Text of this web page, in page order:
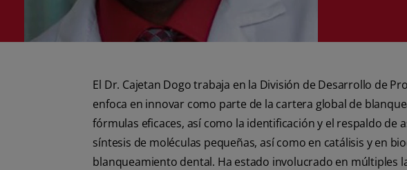
El Dr. Cajetan Dogo trabaja en la División de Desarrollo de
enfoca en innovar como parte de la cartera global de
fórmulas eficaces, así como la identificación y el respaldo de
síntesis de moléculas pequeñas, así como en catálisis y en
blanqueamiento dental. Ha estado involucrado en